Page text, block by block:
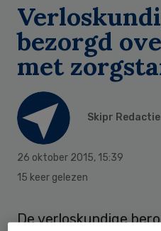
bezorgd
met
Skipr Redactie
26 oktober 2015, 15:39
15 keer gelezen
De verloskundige